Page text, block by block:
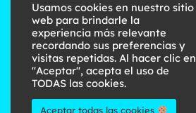
Usamos cookies en nuestro sitio
web para brindarle la
experiencia más relevante
recordando sus preferencias y
visitas repetidas. Al hacer clic en
"Aceptar", acepta el uso de
TODAS las cookies.
Aceptar todas las cookies